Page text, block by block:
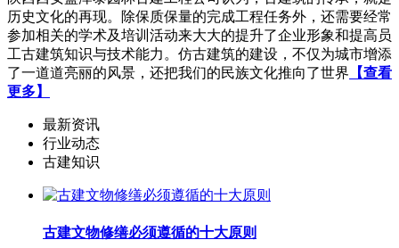
历史文化的再现。除保质保量的完成工程任务外，还需要经常
参加相关的学术及培训活动来大大的提升了企业形象和提高员
工古建筑知识与技术能力。仿古建筑的建设，不仅为城市增添
了一道道亮丽的风景，还把我们的民族文化推向了世界 【查看
更多】
最新资讯
行业动态
古建知识
古建文物修缮必须遵循的十大原则